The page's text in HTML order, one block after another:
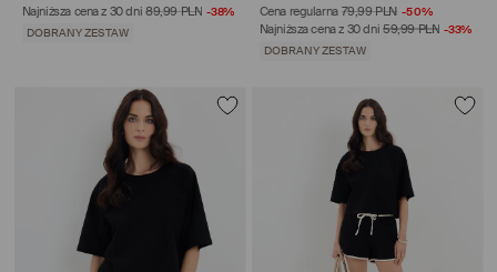
Najniższa cena z 30 dni 89,99 PLN -38%
DOBRANY ZESTAW
Cena regularna 79,99 PLN -50%
Najniższa cena z 30 dni 59,99 PLN -33%
DOBRANY ZESTAW